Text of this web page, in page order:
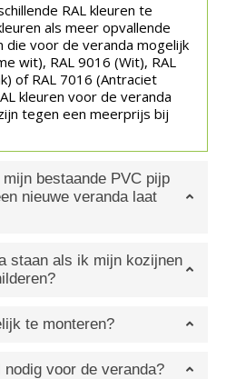
RAL kleuren te
als meer opvallende
die voor de veranda mogelijk
wit), RAL 9016 (Wit), RAL
of RAL 7016 (Antraciet
kleuren voor de veranda
tegen een meerprijs bij
bestaande PVC pijp
nieuwe veranda laat
staan als ik mijn kozijnen
te monteren?
voor de veranda?